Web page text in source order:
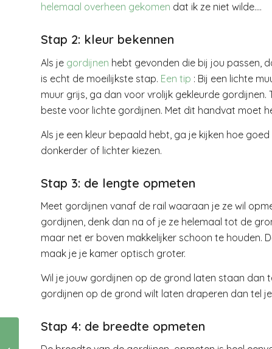
helemaal overheen gekomen dat ik ze niet wilde….
Stap 2: kleur bekennen
Als je gordijnen hebt gevonden die bij jou passen,
is echt de moeilijkste stap. Een tip : Bij een lichte
muur grijs, ga dan voor vrolijk gekleurde gordijnen.
beste voor lichte gordijnen. Met dit handvat moet
Als je een kleur bepaald hebt, ga je kijken hoe
donkerder of lichter kiezen.
Stap 3: de lengte opmeten
Meet gordijnen vanaf de rail waaraan je ze wil
gordijnen, denk dan na of je ze helemaal tot de
maar net er boven makkelijker schoon te
maak je je kamer optisch groter.
Wil je jouw gordijnen op de grond laten staan dan
gordijnen op de grond wilt laten draperen dan tel
Stap 4: de breedte opmeten